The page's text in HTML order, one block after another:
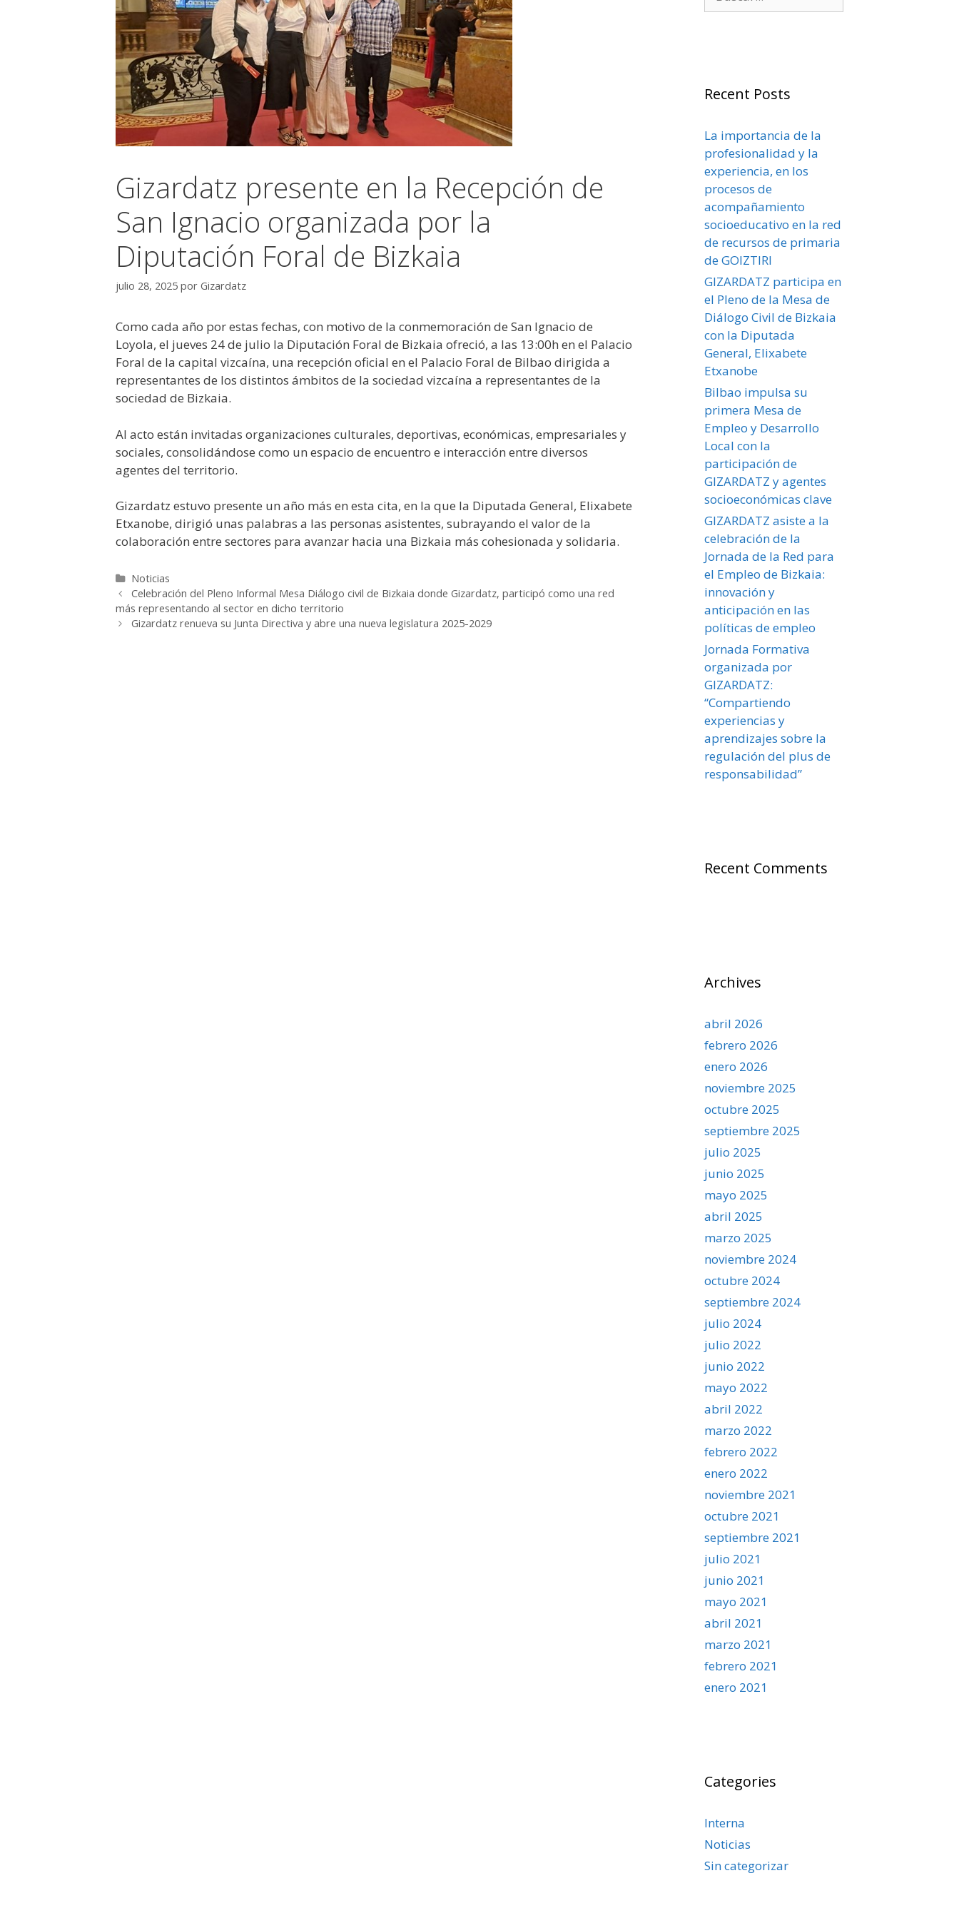
Gizardatz presente en la Recepción de
San Ignacio organizada por la
Diputación Foral de Bizkaia
julio 28, 2025 por Gizardatz
Como cada año por estas fechas, con motivo de la conmemoración de San Ignacio de
Loyola, el jueves 24 de julio la Diputación Foral de Bizkaia ofreció, a las 13:00h en el Palacio
Foral de la capital vizcaína, una recepción oficial en el Palacio Foral de Bilbao dirigida a
representantes de los distintos ámbitos de la sociedad vizcaína a representantes de la
sociedad de Bizkaia.
Al acto están invitadas organizaciones culturales, deportivas, económicas, empresariales y
sociales, consolidándose como un espacio de encuentro e interacción entre diversos
agentes del territorio.
Gizardatz estuvo presente un año más en esta cita, en la que la Diputada General, Elixabete
Etxanobe, dirigió unas palabras a las personas asistentes, subrayando el valor de la
colaboración entre sectores para avanzar hacia una Bizkaia más cohesionada y solidaria.
Categorías
Noticias
Celebración del Pleno Informal Mesa Diálogo civil de Bizkaia donde Gizardatz, participó como una red
más representando al sector en dicho territorio
Gizardatz renueva su Junta Directiva y abre una nueva legislatura 2025-2029
Recent Posts
La importancia de la
profesionalidad y la
experiencia, en los
procesos de
acompañamiento
socioeducativo en la red
de recursos de primaria
de GOIZTIRI
GIZARDATZ participa en
el Pleno de la Mesa de
Diálogo Civil de Bizkaia
con la Diputada
General, Elixabete
Etxanobe
Bilbao impulsa su
primera Mesa de
Empleo y Desarrollo
Local con la
participación de
GIZARDATZ y agentes
socioeconómicas clave
GIZARDATZ asiste a la
celebración de la
Jornada de la Red para
el Empleo de Bizkaia:
innovación y
anticipación en las
políticas de empleo
Jornada Formativa
organizada por
GIZARDATZ:
“Compartiendo
experiencias y
aprendizajes sobre la
regulación del plus de
responsabilidad”
Recent Comments
Archives
abril 2026
febrero 2026
enero 2026
noviembre 2025
octubre 2025
septiembre 2025
julio 2025
junio 2025
mayo 2025
abril 2025
marzo 2025
noviembre 2024
octubre 2024
septiembre 2024
julio 2024
julio 2022
junio 2022
mayo 2022
abril 2022
marzo 2022
febrero 2022
enero 2022
noviembre 2021
octubre 2021
septiembre 2021
julio 2021
junio 2021
mayo 2021
abril 2021
marzo 2021
febrero 2021
enero 2021
Categories
Interna
Noticias
Sin categorizar